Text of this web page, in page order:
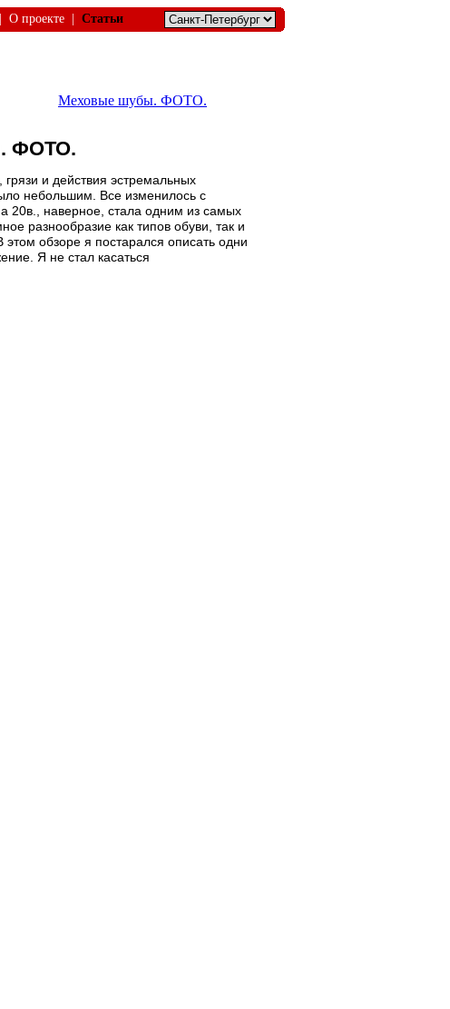
О проекте Статьи
Меховые шубы. ФОТО.
ФОТО.
и действия эстремальных
небольшим. Все изменилось с
20в., наверное, стала одним из самых
разнообразие как типов обуви, так и
обзоре я постарался описать одни
Я не стал касаться